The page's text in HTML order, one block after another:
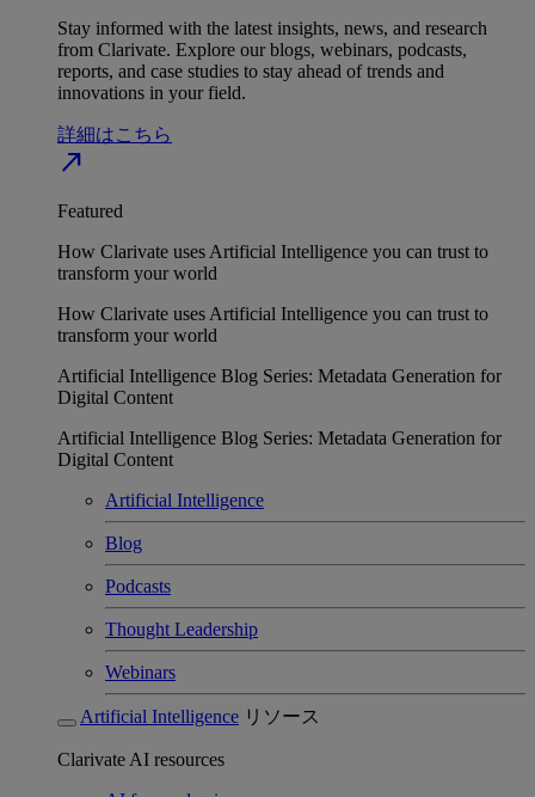
Stay informed with the latest insights, news, and research
from Clarivate. Explore our blogs, webinars, podcasts,
reports, and case studies to stay ahead of trends and
innovations in your field.
詳細はこちら
north_east
Featured
How Clarivate uses Artificial Intelligence you can trust to
transform your world
How Clarivate uses Artificial Intelligence you can trust to
transform your world
Artificial Intelligence Blog Series: Metadata Generation for
Digital Content
Artificial Intelligence Blog Series: Metadata Generation for
Digital Content
Artificial Intelligence
Blog
Podcasts
Thought Leadership
Webinars
Artificial Intelligence リソース
Clarivate AI resources